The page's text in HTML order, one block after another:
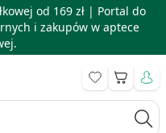
od 169 zł | Portal do
i zakupów w aptece
Koszyk